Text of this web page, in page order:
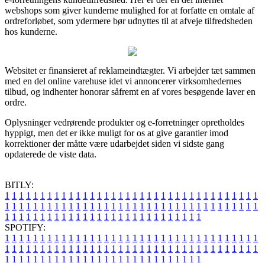
webshops som giver kunderne mulighed for at forfatte en omtale af
ordreforløbet, som ydermere bør udnyttes til at afveje tilfredsheden
hos kunderne.
Websitet er finansieret af reklameindtægter. Vi arbejder tæt sammen
med en del online varehuse idet vi annoncerer virksomhedernes
tilbud, og indhenter honorar såfremt en af vores besøgende laver en
ordre.
Oplysninger vedrørende produkter og e-forretninger opretholdes
hyppigt, men det er ikke muligt for os at give garantier imod
korrektioner der måtte være udarbejdet siden vi sidste gang
opdaterede de viste data.
BITLY:
1 1 1 1 1 1 1 1 1 1 1 1 1 1 1 1 1 1 1 1 1 1 1 1 1 1 1 1 1 1 1 1 1 1 1 1
1 1 1 1 1 1 1 1 1 1 1 1 1 1 1 1 1 1 1 1 1 1 1 1 1 1 1 1 1 1 1 1 1 1 1 1
1 1 1 1 1 1 1 1 1 1 1 1 1 1 1 1 1 1 1 1 1 1 1 1 1 1 1 1
SPOTIFY:
1 1 1 1 1 1 1 1 1 1 1 1 1 1 1 1 1 1 1 1 1 1 1 1 1 1 1 1 1 1 1 1 1 1 1 1
1 1 1 1 1 1 1 1 1 1 1 1 1 1 1 1 1 1 1 1 1 1 1 1 1 1 1 1 1 1 1 1 1 1 1 1
1 1 1 1 1 1 1 1 1 1 1 1 1 1 1 1 1 1 1 1 1 1 1 1 1 1 1 1